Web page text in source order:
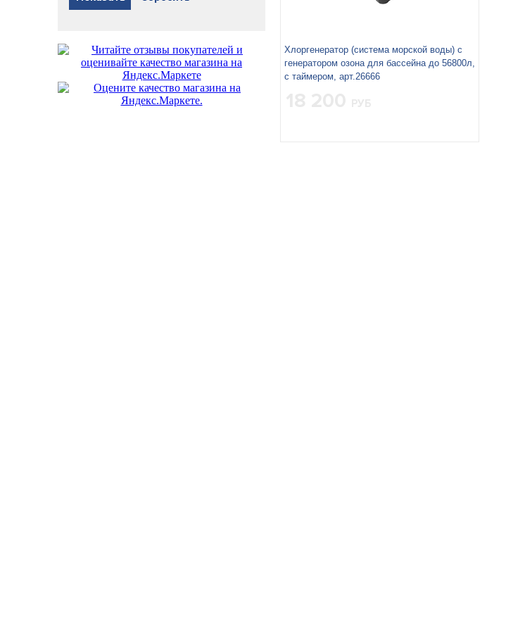
Хлоргенератор (система морской воды) с
генератором озона для бассейна до 56800л,
с таймером, арт.26666